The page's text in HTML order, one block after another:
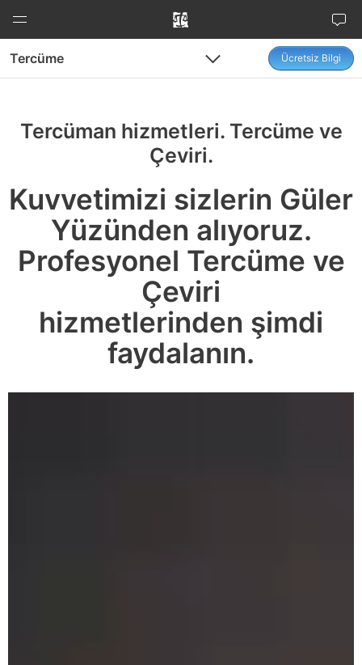
Menu
Tercüme Ücretsiz Bilgi
Tercüman hizmetleri. Tercüme ve
Çeviri.
Kuvvetimizi sizlerin Güler
Yüzünden alıyoruz.
Profesyonel Tercüme ve
Çeviri
hizmetlerinden şimdi
faydalanın.